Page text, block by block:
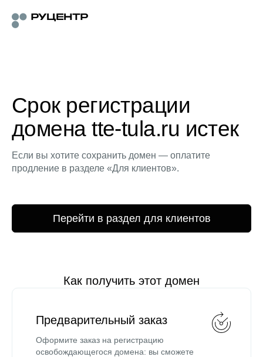
Срок регистрации
домена tte-tula.ru истек
Если вы хотите сохранить домен — оплатите
продление в разделе «Для клиентов».
Перейти в раздел для клиентов
Как получить этот домен
Предварительный заказ
Оформите заказ на регистрацию
освобождающегося домена: вы сможете